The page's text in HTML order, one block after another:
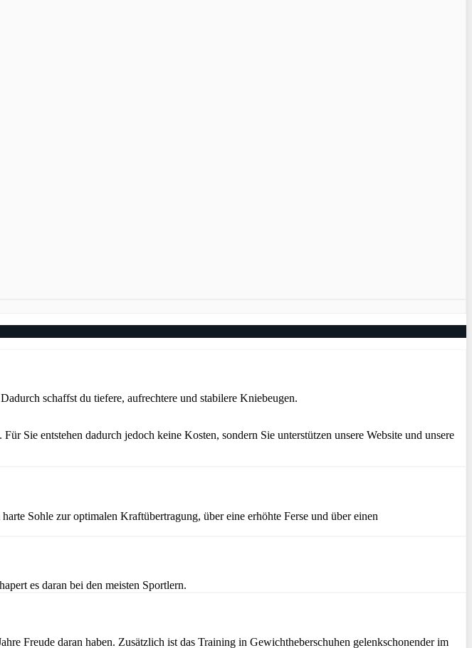
schaffst du tiefere, aufrechtere und stabilere Kniebeugen.
Sie entstehen dadurch jedoch keine Kosten, sondern Sie unterstützen unsere Website und unsere
Sohle zur optimalen Kraftübertragung, über eine erhöhte Ferse und über einen
es daran bei den meisten Sportlern.
Freude daran haben. Zusätzlich ist das Training in Gewichtheberschuhen gelenkschonender im